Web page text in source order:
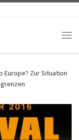
Europe? Zur Situation